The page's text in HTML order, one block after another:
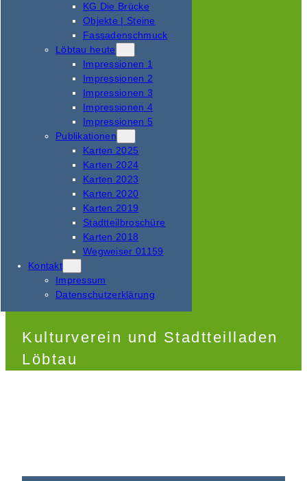
KG Die Brücke
Objekte | Steine
Fassadenschmuck
Löbtau heute
Impressionen 1
Impressionen 2
Impressionen 3
Impressionen 4
Impressionen 5
Publikationen
Karten 2025
Karten 2024
Karten 2023
Karten 2020
Karten 2019
Stadtteilbroschüre
Karten 2018
Wegweiser 01159
Kontakt
Impressum
Datenschutzerklärung
Kulturverein und Stadtteilladen
Löbtau